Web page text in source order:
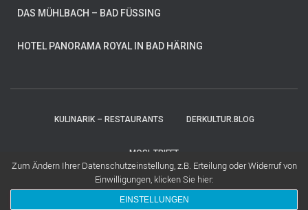
DAS MÜHLBACH – BAD FÜSSING
HOTEL PANORAMA ROYAL IN BAD HÄRING
KULINARIK – RESTAURANTS DERKULTUR.BLOG
MOSI-TRIFFT
Hestia | Entwickelt vonThemeIsle
Zum Ändern Ihrer Datenschutzeinstellung, z.B. Erteilung oder Widerruf von
Einwilligungen, klicken Sie hier:
EINSTELLUNGEN